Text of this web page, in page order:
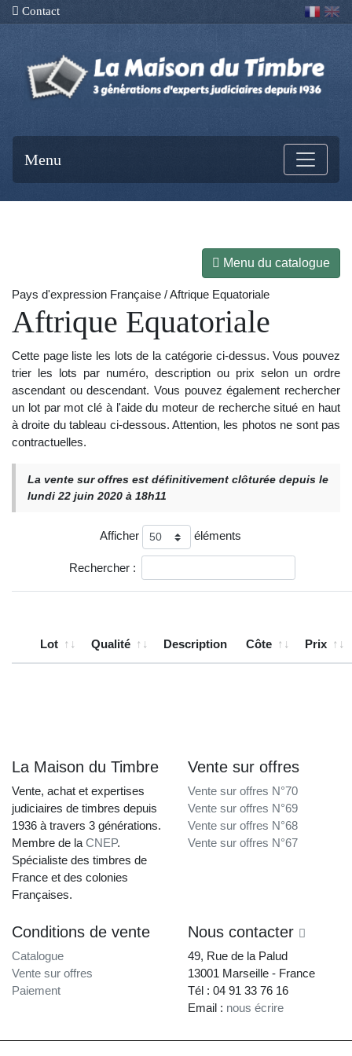
Contact
Menu
Menu du catalogue
Pays d'expression Française / Aftrique Equatoriale
Aftrique Equatoriale
Cette page liste les lots de la catégorie ci-dessus. Vous pouvez
trier les lots par numéro, description ou prix selon un ordre
ascendant ou descendant. Vous pouvez également rechercher
un lot par mot clé à l'aide du moteur de recherche situé en haut
à droite du tableau ci-dessous. Attention, les photos ne sont pas
contractuelles.
La vente sur offres est définitivement clôturée depuis le
lundi 22 juin 2020 à 18h11
Afficher éléments
Rechercher :
Lot Qualité Description Côte Prix
La Maison du Timbre
Vente, achat et expertises
judiciaires de timbres depuis
1936 à travers 3 générations.
Membre de la CNEP.
Spécialiste des timbres de
France et des colonies
Françaises.
Vente sur offres
Vente sur offres N°70
Vente sur offres N°69
Vente sur offres N°68
Vente sur offres N°67
Conditions de vente
Catalogue
Vente sur offres
Paiement
Nous contacter
49, Rue de la Palud
13001 Marseille - France
Tél : 04 91 33 76 16
Email : nous écrire